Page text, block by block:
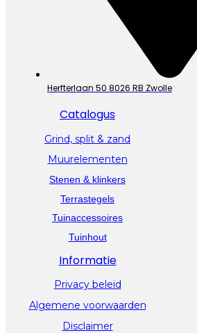
Herfterlaan 50 8026 RB Zwolle
Catalogus
Grind, split & zand
Muurelementen
Stenen & klinkers
Terrastegels
Tuinaccessoires
Tuinhout
Informatie
Privacy beleid
Algemene voorwaarden
Disclaimer